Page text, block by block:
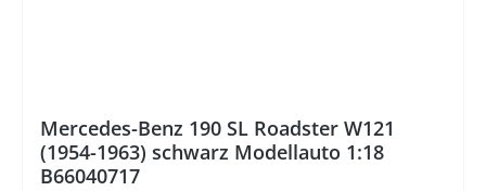
Mercedes-Benz 190 SL Roadster W121
(1954-1963) schwarz Modellauto 1:18
B66040717